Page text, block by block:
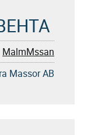
MalmMssan
Massor AB